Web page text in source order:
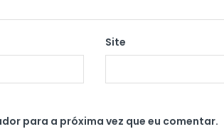
Site
para a próxima vez que eu comentar.